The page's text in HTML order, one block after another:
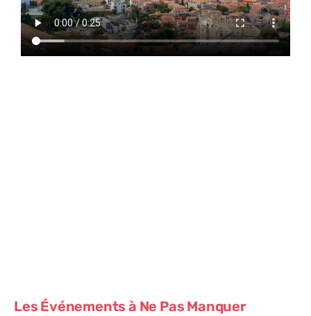
Les Événements à Ne Pas Manquer